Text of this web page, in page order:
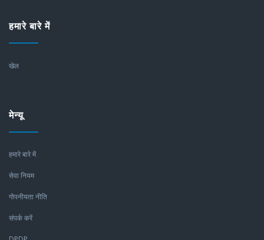
हमारे बारे में
खेल
मेन्यू
हमारे बारे में
सेवा नियम
गोपनीयता नीति
संपर्क करें